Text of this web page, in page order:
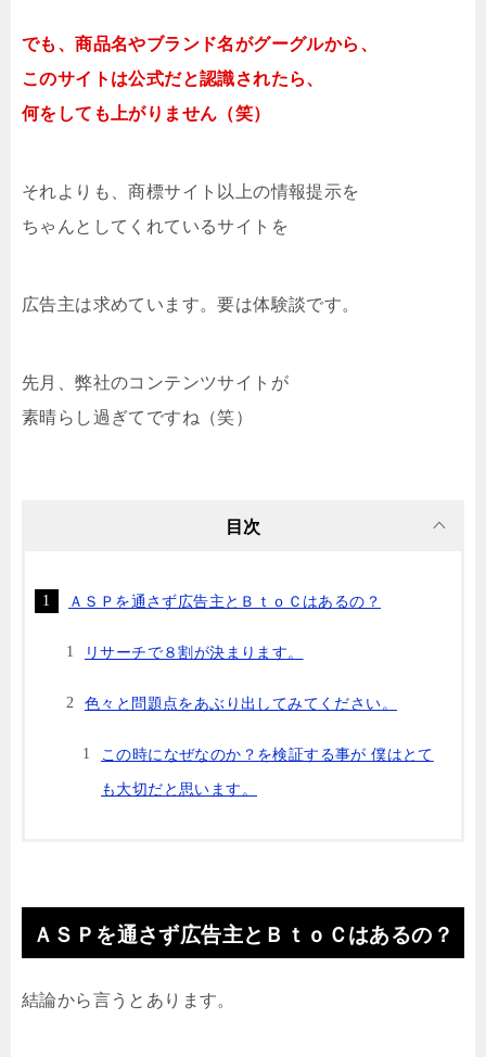
でも、商品名やブランド名がグーグルから、
このサイトは公式だと認識されたら、
何をしても上がりません（笑）
それよりも、商標サイト以上の情報提示を
ちゃんとしてくれているサイトを
広告主は求めています。要は体験談です。
先月、弊社のコンテンツサイトが
素晴らし過ぎてですね（笑）
目次
ＡＳＰを通さず広告主とＢｔｏＣはあるの？
リサーチで８割が決まります。
色々と問題点をあぶり出してみてください。
この時になぜなのか？を検証する事が 僕はとて
も大切だと思います。
ＡＳＰを通さず広告主とＢｔｏＣはあるの？
結論から言うとあります。